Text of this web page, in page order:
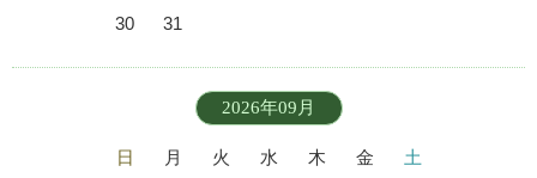
30 31
2026年09月
日 月 火 水 木 金
土